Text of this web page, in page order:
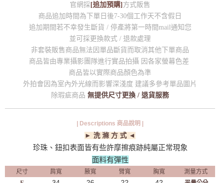
官網採[追加預購]方式販售
商品追加時間為下單日後7-30個工作天不含假日
追加期間若不幸發生斷貨 / 停產將第一時間mail通知您
並可採更換款式 / 退款處理
非套裝販售商品無法因單品斷貨而取消其他下單商品
商品皆由專業攝影團隊進行實品拍攝 因各家螢幕色差
商品皆以實際商品顏色為準
外拍會因為室內外光線而影響深淺度 建議多參考單品圖片
除瑕疵商品 無提供尺寸更換 / 退貨服務
| Descriptions 商品說明 |
► 洗 滌 方 式 ◄
珍珠、鈕扣表面皆有些許摩擦痕跡純屬正常現象
面料有彈性
尺寸 肩寬 腋寬 臂寬 胸寬
測量方式